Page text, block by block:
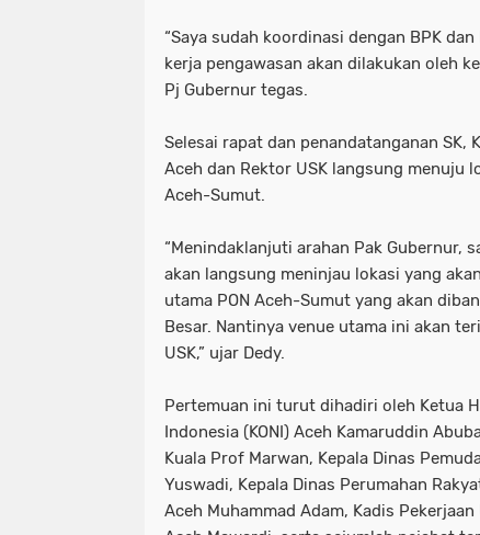
“Saya sudah koordinasi dengan BPK
kerja pengawasan akan dilakukan oleh
Pj Gubernur tegas.
Selesai rapat dan penandatanganan SK,
Aceh dan Rektor USK langsung menuju
Aceh-Sumut.
“Menindaklanjuti arahan Pak Gubernur,
akan langsung meninjau lokasi yang
utama PON Aceh-Sumut yang akan
Besar. Nantinya venue utama ini akan
USK,” ujar Dedy.
Pertemuan ini turut dihadiri oleh Ketua
Indonesia (KONI) Aceh Kamaruddin
Kuala Prof Marwan, Kepala Dinas
Yuswadi, Kepala Dinas Perumahan
Aceh Muhammad Adam, Kadis